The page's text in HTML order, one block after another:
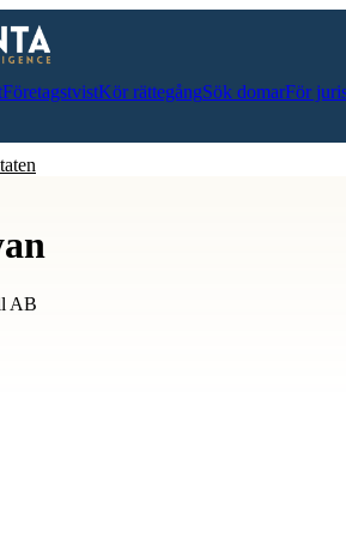
FöretagstvistKör rättegångSök domarFör
AB